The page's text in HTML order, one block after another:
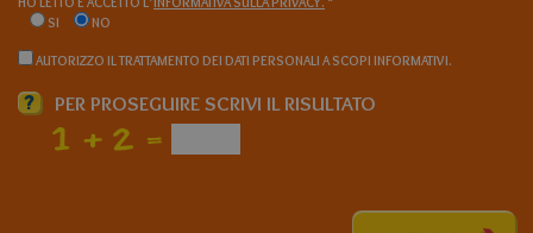
SI
NO
AUTORIZZO IL TRATTAMENTO DEI DATI PERSONALI A SCOPI INFORMATIVI.
? PER PROSEGUIRE SCRIVI IL RISULTATO